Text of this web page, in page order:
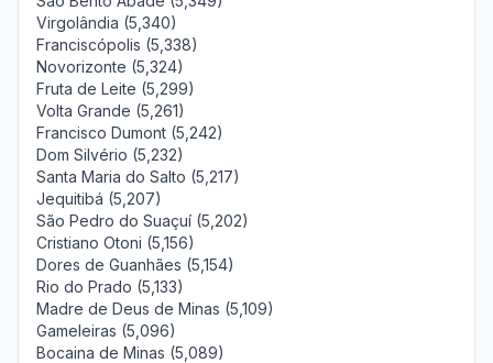
Virgolândia (5,340)
Franciscópolis (5,338)
Novorizonte (5,324)
Fruta de Leite (5,299)
Volta Grande (5,261)
Francisco Dumont (5,242)
Dom Silvério (5,232)
Santa Maria do Salto (5,217)
Jequitibá (5,207)
São Pedro do Suaçuí (5,202)
Cristiano Otoni (5,156)
Dores de Guanhães (5,154)
Rio do Prado (5,133)
Madre de Deus de Minas (5,109)
Gameleiras (5,096)
Bocaina de Minas (5,089)